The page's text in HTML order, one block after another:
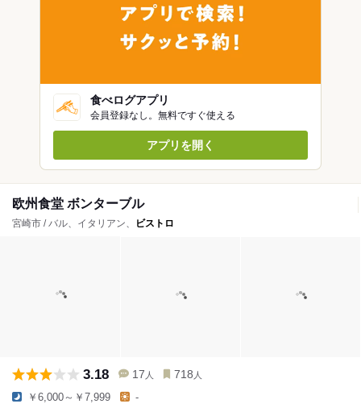
食べログアプリ
会員登録なし。無料ですぐ使える
アプリを開く
欧州食堂 ボンターブル
宮崎市 / バル、イタリアン、 ビストロ
3.18 17 人 718 人
￥6,000～￥7,999 -